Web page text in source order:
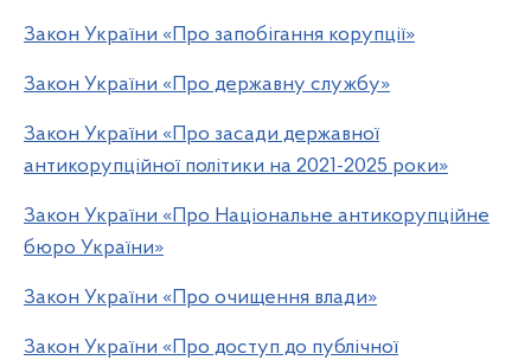
Закон України «Про запобігання корупції»
Закон України «Про державну службу»
Закон України «Про засади державної
антикорупційної політики на 2021-2025 роки»
Закон України «Про Національне антикорупційне
бюро України»
Закон України «Про очищення влади»
Закон України «Про доступ до публічної